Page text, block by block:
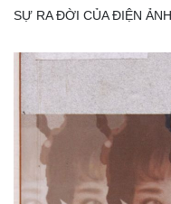
SỰ RA ĐỜI CỦA ĐIỆN ẢNH